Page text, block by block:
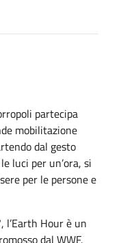
partecipa
mobilitazione
dal gesto
luci per un’ora, si
per le persone e
Hour è un
dal WWF,